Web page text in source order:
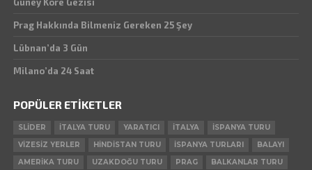
Güney Kore Gezisi
Prag Hakkında Bilmeniz Gereken 25 Şey
Lübnan’da 3 Gün
Milano’da 24 Saat
POPÜLER ETIKETLER
SLIDER ITALYA TURU YARATICI ITALYA
ISPANYA TURU
VIZESIZ YERLER
HINDISTAN TURU ISPANYA TURLARI
BALAYI
AMERIKA TURU
UZAKDOĞU TURU PRAG BALKANLAR TURU